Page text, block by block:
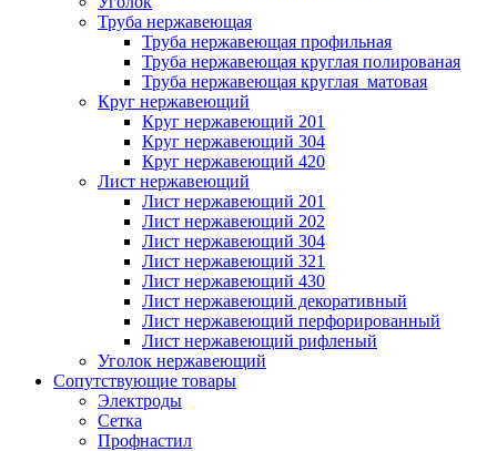
Труба нержавеющая
Труба нержавеющая профильная
Труба нержавеющая круглая полированая
Труба нержавеющая круглая матовая
Круг нержавеющий
Круг нержавеющий 201
Круг нержавеющий 304
Круг нержавеющий 420
Лист нержавеющий
Лист нержавеющий 201
Лист нержавеющий 202
Лист нержавеющий 304
Лист нержавеющий 321
Лист нержавеющий 430
Лист нержавеющий декоративный
Лист нержавеющий перфорированный
Лист нержавеющий рифленый
Уголок нержавеющий
Cопутствующие товары
Электроды
Сетка
Профнастил